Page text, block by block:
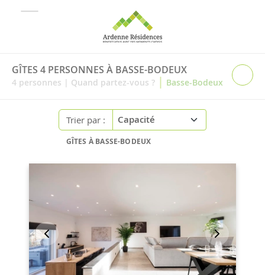
GÎTES 4 PERSONNES À BASSE-BODEUX
4 personnes | Quand partez-vous ? | Basse-Bodeux
Trier par :
GÎTES À BASSE-BODEUX